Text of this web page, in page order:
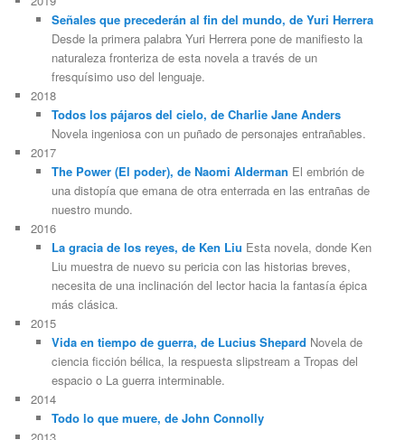
Señales que precederán al fin del mundo, de Yuri Herrera
Desde la primera palabra Yuri Herrera pone de manifiesto la
naturaleza fronteriza de esta novela a través de un
fresquísimo uso del lenguaje.
2018
Todos los pájaros del cielo, de Charlie Jane Anders
Novela ingeniosa con un puñado de personajes entrañables.
2017
The Power (El poder), de Naomi Alderman El embrión de
una distopía que emana de otra enterrada en las entrañas de
nuestro mundo.
2016
La gracia de los reyes, de Ken Liu Esta novela, donde Ken
Liu muestra de nuevo su pericia con las historias breves,
necesita de una inclinación del lector hacia la fantasía épica
más clásica.
2015
Vida en tiempo de guerra, de Lucius Shepard Novela de
ciencia ficción bélica, la respuesta slipstream a Tropas del
espacio o La guerra interminable.
2014
Todo lo que muere, de John Connolly